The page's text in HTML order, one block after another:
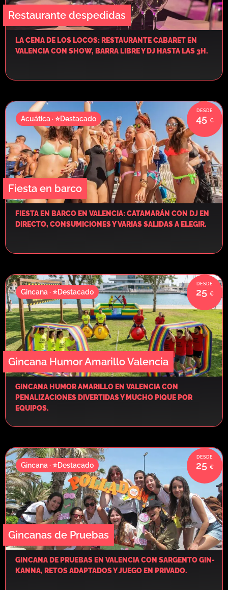
Restaurante despedidas
LA CENA DE LOS LOCOS: RESTAURANTE CABARET EN
VALENCIA CON SHOW, BARRA LIBRE Y DJ HASTA LAS 3H.
Fiesta en barco
45
Acuática · ⭐Destacado
FIESTA EN BARCO EN VALENCIA: CATAMARÁN CON DJ EN
DIRECTO, CONSUMICIONES Y VARIAS SALIDAS A ELEGIR.
Gincana Humor Amarillo Valencia
25
Gincana · ⭐Destacado
GINCANA HUMOR AMARILLO EN VALENCIA CON
PENALIZACIONES DIVERTIDAS Y MUCHO PIQUE POR
EQUIPOS.
Gincanas de Pruebas
25
Gincana · ⭐Destacado
GINCANA DE PRUEBAS EN VALENCIA CON SARGENTO GIN-
KANNA, RETOS ADAPTADOS Y JUEGO EN PRIVADO.